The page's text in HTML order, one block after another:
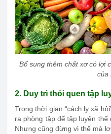
Bổ sung thêm chất xơ có lợi
của
2. Duy trì thói quen tập
Trong thời gian “cách ly xã
ra phòng tập để tập luyện
Nhưng cũng đừng vì thế mà